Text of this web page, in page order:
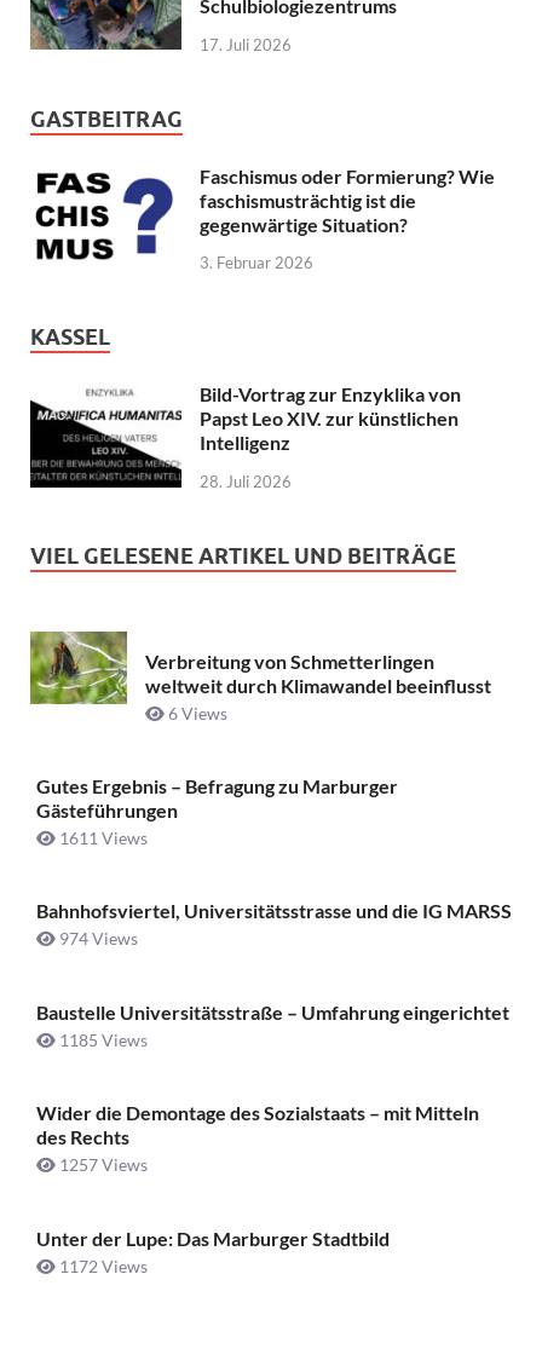
Schulbiologiezentrums
17. Juli 2026
GASTBEITRAG
Faschismus oder Formierung? Wie
faschismusträchtig ist die
gegenwärtige Situation?
3. Februar 2026
KASSEL
Bild-Vortrag zur Enzyklika von
Papst Leo XIV. zur künstlichen
Intelligenz
28. Juli 2026
VIEL GELESENE ARTIKEL UND BEITRÄGE
Verbreitung von Schmetterlingen
weltweit durch Klimawandel beeinflusst
6 Views
Gutes Ergebnis – Befragung zu Marburger
Gästeführungen
1611 Views
Bahnhofsviertel, Universitätsstrasse und die IG MARSS
974 Views
Baustelle Universitätsstraße ­– Umfahrung eingerichtet
1185 Views
Wider die Demontage des Sozialstaats – mit Mitteln
des Rechts
1257 Views
Unter der Lupe: Das Marburger Stadtbild
1172 Views